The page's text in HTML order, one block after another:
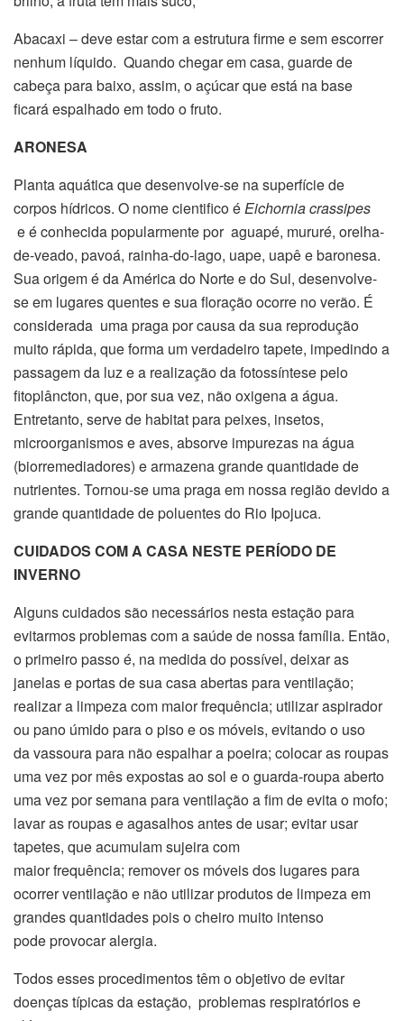
Abacaxi – deve estar com a estrutura firme e sem escorrer
nenhum líquido. Quando chegar em casa, guarde de
cabeça para baixo, assim, o açúcar que está na base
ficará espalhado em todo o fruto.
ARONESA
Planta aquática que desenvolve-se na superfície de
corpos hídricos. O nome cientifico éEichornia crassipes
e é conhecida popularmente por aguapé, mururé, orelha-
de-veado, pavoá, rainha-do-lago, uape, uapê e baronesa.
Sua origem é da América do Norte e do Sul, desenvolve-
se em lugares quentes e sua floração ocorre no verão. É
considerada uma praga por causa da sua reprodução
muito rápida, que forma um verdadeiro tapete, impedindo a
passagem da luz e a realização da fotossíntese pelo
fitoplâncton, que, por sua vez, não oxigena a água.
Entretanto, serve de habitat para peixes, insetos,
microorganismos e aves, absorve impurezas na água
(biorremediadores) e armazena grande quantidade de
nutrientes. Tornou-se uma praga em nossa região devido a
grande quantidade de poluentes do Rio Ipojuca.
CUIDADOS COM A CASA NESTE PERÍODO DE
INVERNO
Alguns cuidados são necessários nesta estação para
evitarmos problemas com a saúde de nossa família. Então,
o primeiro passo é, na medida do possível, deixar as
janelas e portas de sua casa abertas para ventilação;
realizar a limpeza com maior frequência; utilizar aspirador
ou pano úmido para o piso e os móveis, evitando o uso
da vassoura para não espalhar a poeira; colocar as roupas
uma vez por mês expostas ao sol e o guarda-roupa aberto
uma vez por semana para ventilação a fim de evita o mofo;
lavar as roupas e agasalhos antes de usar; evitar usar
tapetes, que acumulam sujeira com
maior frequência; remover os móveis dos lugares para
ocorrer ventilação e não utilizar produtos de limpeza em
grandes quantidades pois o cheiro muito intenso
pode provocar alergia.
Todos esses procedimentos têm o objetivo de evitar
doenças típicas da estação, problemas respiratórios e